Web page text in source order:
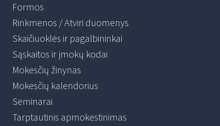
Formos
Rinkmenos / Atviri duomenys
Skaičiuoklės ir pagalbininkai
Sąskaitos ir įmokų kodai
Mokesčių žinynas
Mokesčių kalendorius
Seminarai
Tarptautinis apmokestinimas